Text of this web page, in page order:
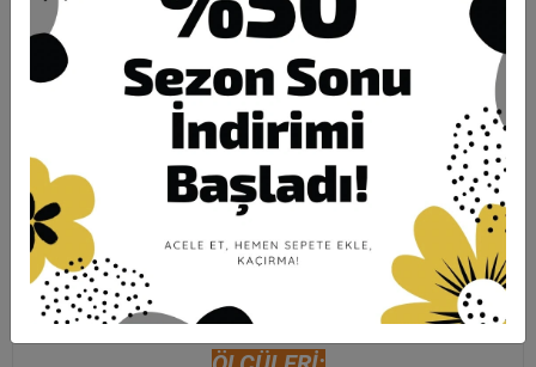
Güvenli Alışveriş İade ve Değişim
Ürün Açıklaması Garanti ve Teslimat Taksit Seçenekleri